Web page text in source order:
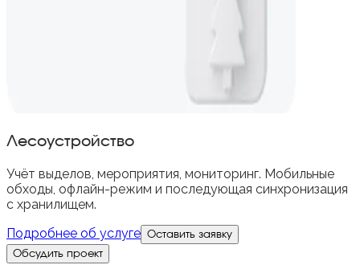
Лесоустройство
Учёт выделов, мероприятия, мониторинг. Мобильные
обходы, офлайн-режим и последующая синхронизация
с хранилищем.
Подробнее об услуге Оставить заявку
Обсудить проект